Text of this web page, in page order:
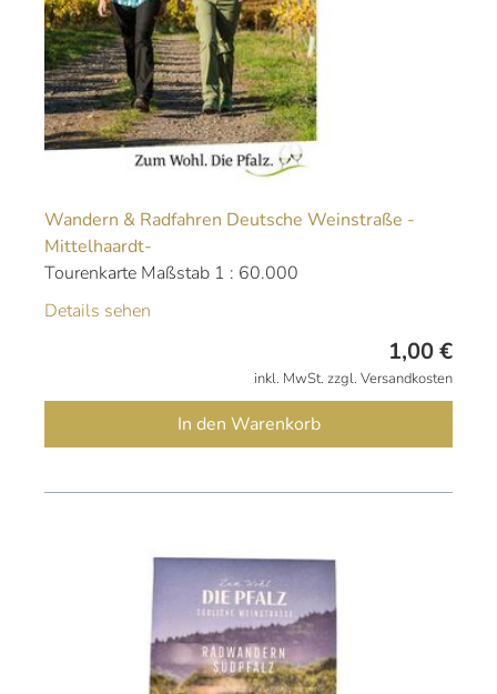
Wandern & Radfahren Deutsche Weinstraße -
Mittelhaardt-
Tourenkarte Maßstab 1 : 60.000
Details sehen
1,00€
inkl. MwSt. zzgl. Versandkosten
In den Warenkorb